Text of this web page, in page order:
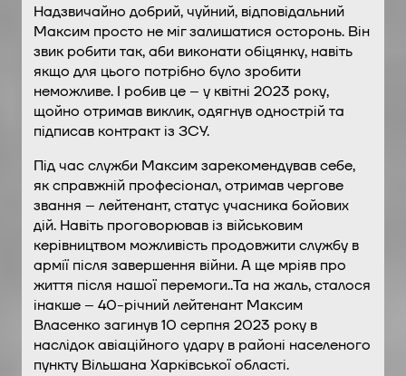
Надзвичайно добрий, чуйний, відповідальний
Максим просто не міг залишатися осторонь. Він
звик робити так, аби виконати обіцянку, навіть
якщо для цього потрібно було зробити
неможливе. І робив це – у квітні 2023 року,
щойно отримав виклик, одягнув однострій та
підписав контракт із ЗСУ.
Під час служби Максим зарекомендував себе,
як справжній професіонал, отримав чергове
звання – лейтенант, статус учасника бойових
дій. Навіть проговорював із військовим
керівництвом можливість продовжити службу в
армії після завершення війни. А ще мріяв про
життя після нашої перемоги..Та на жаль, сталося
інакше – 40-річний лейтенант Максим
Власенко загинув 10 серпня 2023 року в
наслідок авіаційного удару в районі населеного
пункту Вільшана Харківської області.